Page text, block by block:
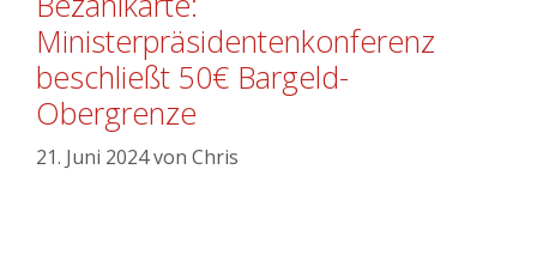
Ministerpräsidentenkonferenz
beschließt 50€ Bargeld-
Obergrenze
21. Juni 2024von Chris